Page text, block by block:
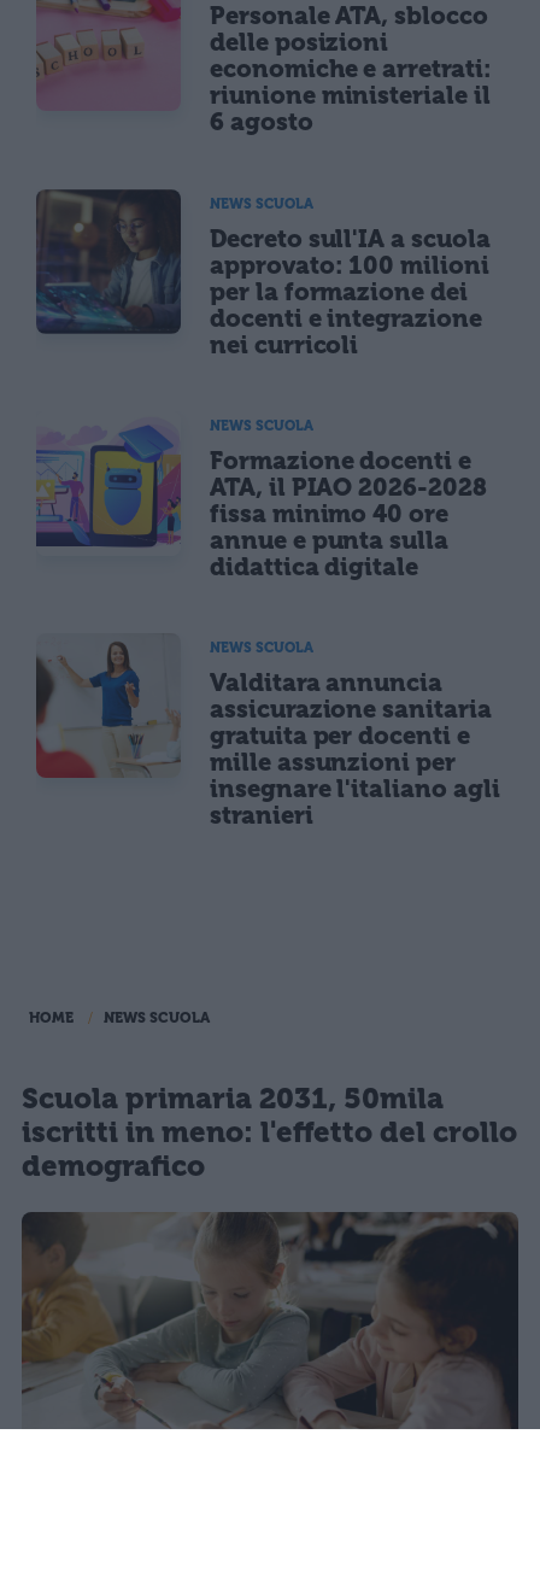
Personale ATA, sblocco
delle posizioni
economiche e arretrati:
riunione ministeriale il
6 agosto
NEWS SCUOLA
Decreto sull'IA a scuola
approvato: 100 milioni
per la formazione dei
docenti e integrazione
nei curricoli
NEWS SCUOLA
Formazione docenti e
ATA, il PIAO 2026-2028
fissa minimo 40 ore
annue e punta sulla
didattica digitale
NEWS SCUOLA
Valditara annuncia
assicurazione sanitaria
gratuita per docenti e
mille assunzioni per
insegnare l'italiano agli
stranieri
HOME NEWS SCUOLA
Scuola primaria 2031, 50mila
iscritti in meno: l'effetto del crollo
demografico